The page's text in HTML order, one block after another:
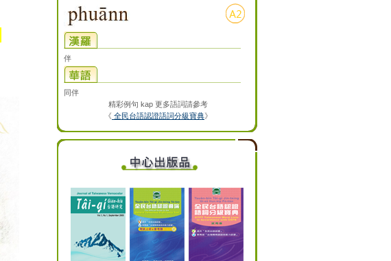
伴
同伴
精彩例句 kap 更多語詞請參考
《 全民台語認證語詞分級寶典》